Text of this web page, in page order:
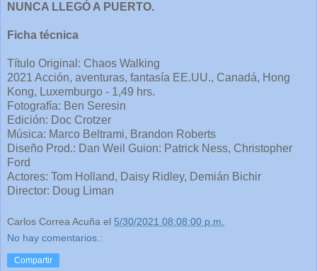
NUNCA LLEGÓ A PUERTO.
Ficha técnica
Título Original: Chaos Walking
2021 Acción, aventuras, fantasía EE.UU., Canadá, Hong
Kong, Luxemburgo - 1,49 hrs.
Fotografía: Ben Seresin
Edición: Doc Crotzer
Música: Marco Beltrami, Brandon Roberts
Diseño Prod.: Dan Weil Guion: Patrick Ness, Christopher
Ford
Actores: Tom Holland, Daisy Ridley, Demián Bichir
Director: Doug Liman
Carlos Correa Acuña el 5/30/2021 08:08:00 p.m.
No hay comentarios.:
Compartir